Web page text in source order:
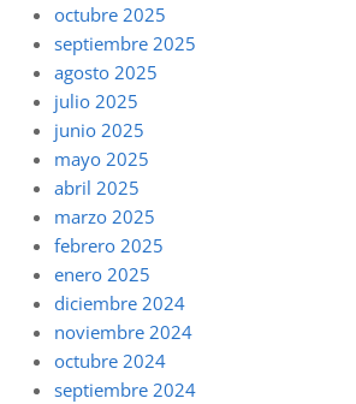
octubre 2025
septiembre 2025
agosto 2025
julio 2025
junio 2025
mayo 2025
abril 2025
marzo 2025
febrero 2025
enero 2025
diciembre 2024
noviembre 2024
octubre 2024
septiembre 2024